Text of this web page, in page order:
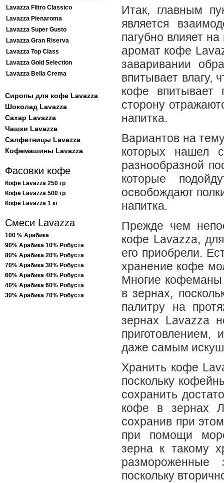
Lavazza Filtro Classico
Lavazza Pienaroma
Lavazza Super Gusto
Lavazza Gran Riserva
Lavazza Top Class
Lavazza Gold Selection
Lavazza Bella Crema
Сиропы для кофе Lavazza
Шоколад Lavazza
Сахар Lavazza
Чашки Lavazza
Салфетницы Lavazza
Кофемашины Lavazza
Фасовки кофе
Кофе Lavazza 250 гр
Кофе Lavazza 500 гр
Кофе Lavazza 1 кг
Смеси Lavazza
100 % Арабика
90% Арабика 10% Робуста
80% Арабика 20% Робуста
70% Арабика 30% Робуста
60% Арабика 40% Робуста
40% Арабика 60% Робуста
30% Арабика 70% Робуста
Итак, главным
является
пагубно влияет
аромат кофе
заваривании
впитывает влагу,
кофе впитывает
сторону
напитка.
Вариантов на
которых нашел
разнообразной
которые
освобождают
напитка.
Прежде чем
кофе Lavazza,
его приобрели.
хранение кофе
Многие кофеманы
в зернах,
палитру на
зернах Lavazza
даже самым
Хранить кофе
поскольку
сохранить
кофе в зернах
сохранив при
при помощи
зерна к такому
размороженные
поскольку